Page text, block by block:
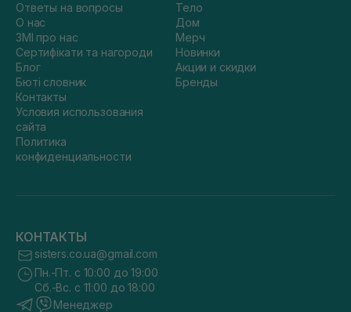
Ответы на вопросы
О нас
ЗМІ про нас
Сертифікати та нагороди
Блог
Бюті словник
Контакты
Условия использования
сайта
Политика
конфиденциальности
Тело
Дом
Мерч
Новинки
Акции и скидки
Бренды
КОНТАКТЫ
sisters.co.ua@gmail.com
Пн.-Пт. с 10:00 до 19:00
Сб.-Вс. с 11:00 до 18:00
Менеджер